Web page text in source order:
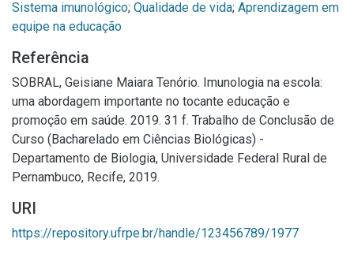
Sistema imunológico; Qualidade de vida; Aprendizagem em
equipe na educação
Referência
SOBRAL, Geisiane Maiara Tenório. Imunologia na escola:
uma abordagem importante no tocante educação e
promoção em saúde. 2019. 31 f. Trabalho de Conclusão de
Curso (Bacharelado em Ciências Biológicas) -
Departamento de Biologia, Universidade Federal Rural de
Pernambuco, Recife, 2019.
URI
https://repository.ufrpe.br/handle/123456789/1977